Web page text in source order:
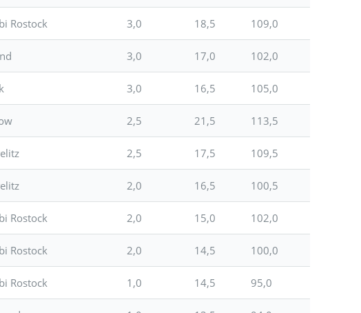
Rostock 3,0 18,5 109,0
3,0 17,0 102,0
3,0 16,5 105,0
2,5 21,5 113,5
2,5 17,5 109,5
2,0 16,5 100,5
Rostock 2,0 15,0 102,0
Rostock 2,0 14,5 100,0
Rostock 1,0 14,5 95,0